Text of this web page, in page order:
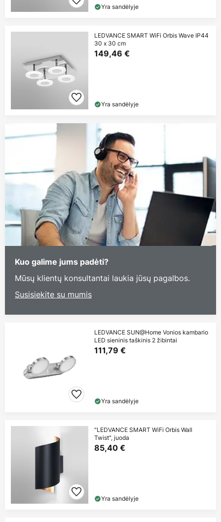
Yra sandėlyje
LEDVANCE SMART WiFi Orbis Wave IP44
30 x 30 cm
149,46 €
Yra sandėlyje
Kuo galime jums padėti?
Mūsų klientų konsultantai laukia jūsų pagalbos.
Susisiekite su mumis
LEDVANCE SUN@Home Vonios kambario
LED sieninis taškinis 2 žibintai
111,79 €
Yra sandėlyje
"LEDVANCE SMART WiFi Orbis Wall
Twist", juoda
85,40 €
Yra sandėlyje